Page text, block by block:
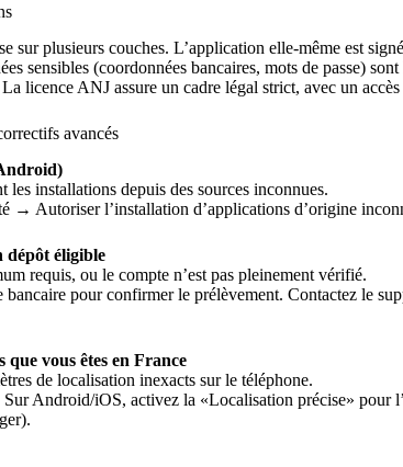
sur plusieurs couches. L’application elle-même est
sensibles (coordonnées bancaires, mots de passe)
licence ANJ assure un cadre légal strict, avec un
avancés
les installations depuis des sources inconnues.
→ Autoriser l’installation d’applications d’origine
dépôt éligible
requis, ou le compte n’est pas pleinement vérifié.
pour confirmer le prélèvement. Contactez le
que vous êtes en France
de localisation inexacts sur le téléphone.
Android/iOS, activez la «Localisation précise» pour